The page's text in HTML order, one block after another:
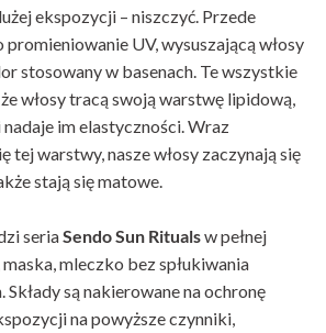
ekspozycji – niszczyć. Przede
UV, wysuszającą włosy
stosowany w basenach. Te wszystkie
włosy tracą swoją warstwę lipidową,
im elastyczności. Wraz
tej warstwy, nasze włosy zaczynają się
stają się matowe.
seriaSendo Sun Ritualsw pełnej
maska, mleczko bez spłukiwania
są nakierowane na ochronę
na powyższe czynniki,